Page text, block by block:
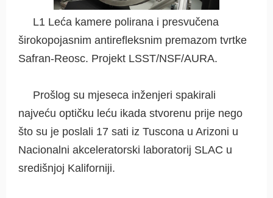
L1 Leća kamere polirana i presvučena
širokopojasnim antirefleksnim premazom tvrtke
Safran-Reosc. Projekt LSST/NSF/AURA.
Prošlog su mjeseca inženjeri spakirali
najveću optičku leću ikada stvorenu prije nego
što su je poslali 17 sati iz Tuscona u Arizoni u
Nacionalni akceleratorski laboratorij SLAC u
središnjoj Kaliforniji.